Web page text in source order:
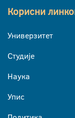
Корисни
Универзитет
Студије
Наука
Упис